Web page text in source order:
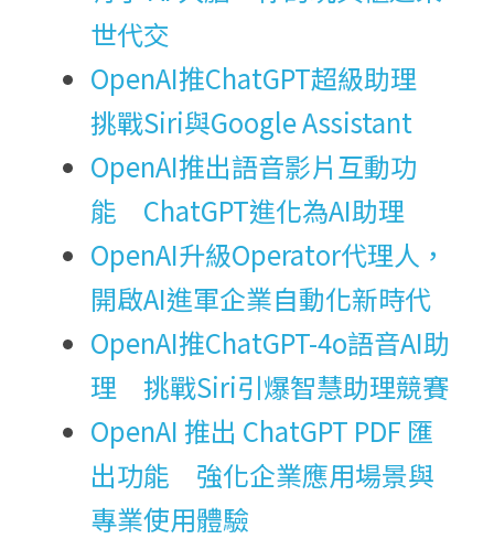
世代交
OpenAI推ChatGPT超級助理
挑戰Siri與Google Assistant
OpenAI推出語音影片互動功
能　ChatGPT進化為AI助理
OpenAI升級Operator代理人，
開啟AI進軍企業自動化新時代
OpenAI推ChatGPT-4o語音AI助
理　挑戰Siri引爆智慧助理競賽
OpenAI 推出 ChatGPT PDF 匯
出功能　強化企業應用場景與
專業使用體驗